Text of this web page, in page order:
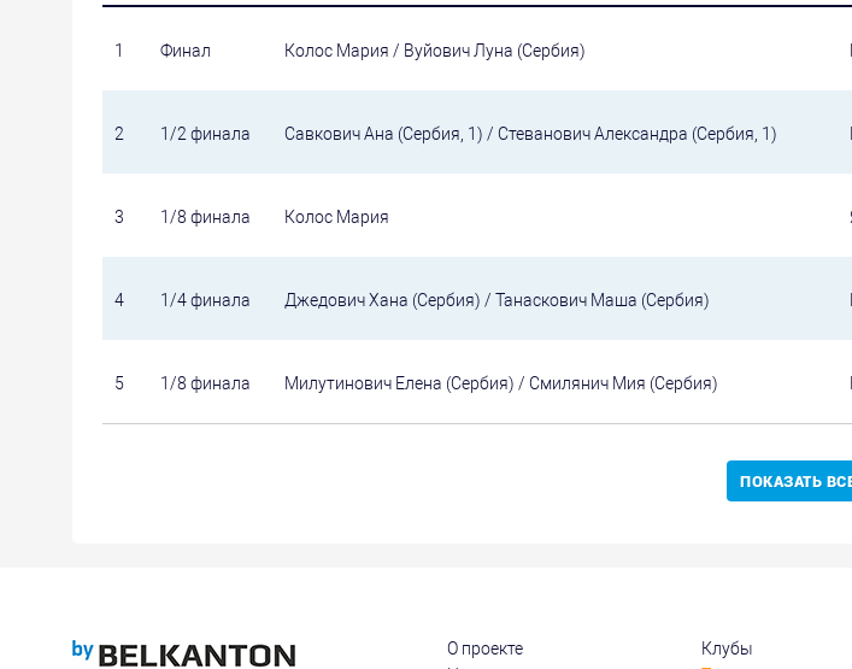
1 Финал Колос Мария / Вуйович Луна (Сербия)
2 1/2 финала Савкович Ана (Сербия, 1) / Стеванович Александра (Сербия, 1)
3 1/8 финала Колос Мария
4 1/4 финала Джедович Хана (Сербия) / Танаскович Маша (Сербия)
5 1/8 финала Милутинович Елена (Сербия) / Смилянич Мия (Сербия)
ПОКАЗАТЬ
О проекте
Клубы